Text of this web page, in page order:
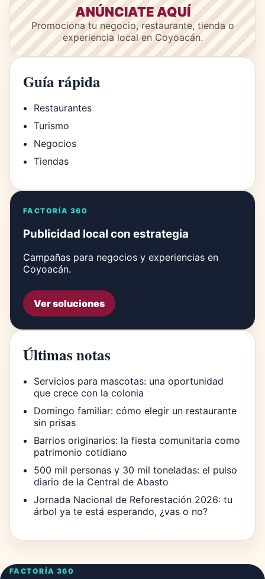
ANÚNCIATE AQUÍ
Promociona tu negocio, restaurante, tienda o
experiencia local en Coyoacán.
Guía rápida
Restaurantes
Turismo
Negocios
Tiendas
FACTORÍA 360
Publicidad local con estrategia
Campañas para negocios y experiencias en
Coyoacán.
Ver soluciones
Últimas notas
Servicios para mascotas: una oportunidad
que crece con la colonia
Domingo familiar: cómo elegir un restaurante
sin prisas
Barrios originarios: la fiesta comunitaria como
patrimonio cotidiano
500 mil personas y 30 mil toneladas: el pulso
diario de la Central de Abasto
Jornada Nacional de Reforestación 2026: tu
árbol ya te está esperando, ¿vas o no?
FACTORÍA 360